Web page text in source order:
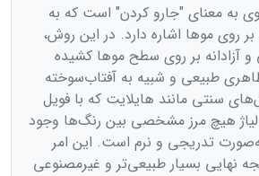
به معنای "جارو کردن" است که به
روی موها اشاره دارد. در این روش،
آزادانه بر روی سطح موها کشیده
طبیعی و شبیه به آفتاب‌سوخته
سنتی مانند هایلایت که با فویل
هیچ مرز مشخصی بین رنگ‌ها وجود
تدریجی و نرم است. این امر
نهایی بسیار طبیعی‌تر و غیرمصنوعی